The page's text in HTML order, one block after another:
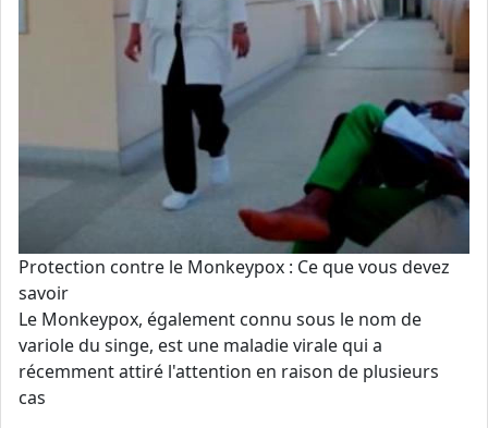
Protection contre le Monkeypox : Ce que vous devez
savoir
Le Monkeypox, également connu sous le nom de
variole du singe, est une maladie virale qui a
récemment attiré l'attention en raison de plusieurs
cas